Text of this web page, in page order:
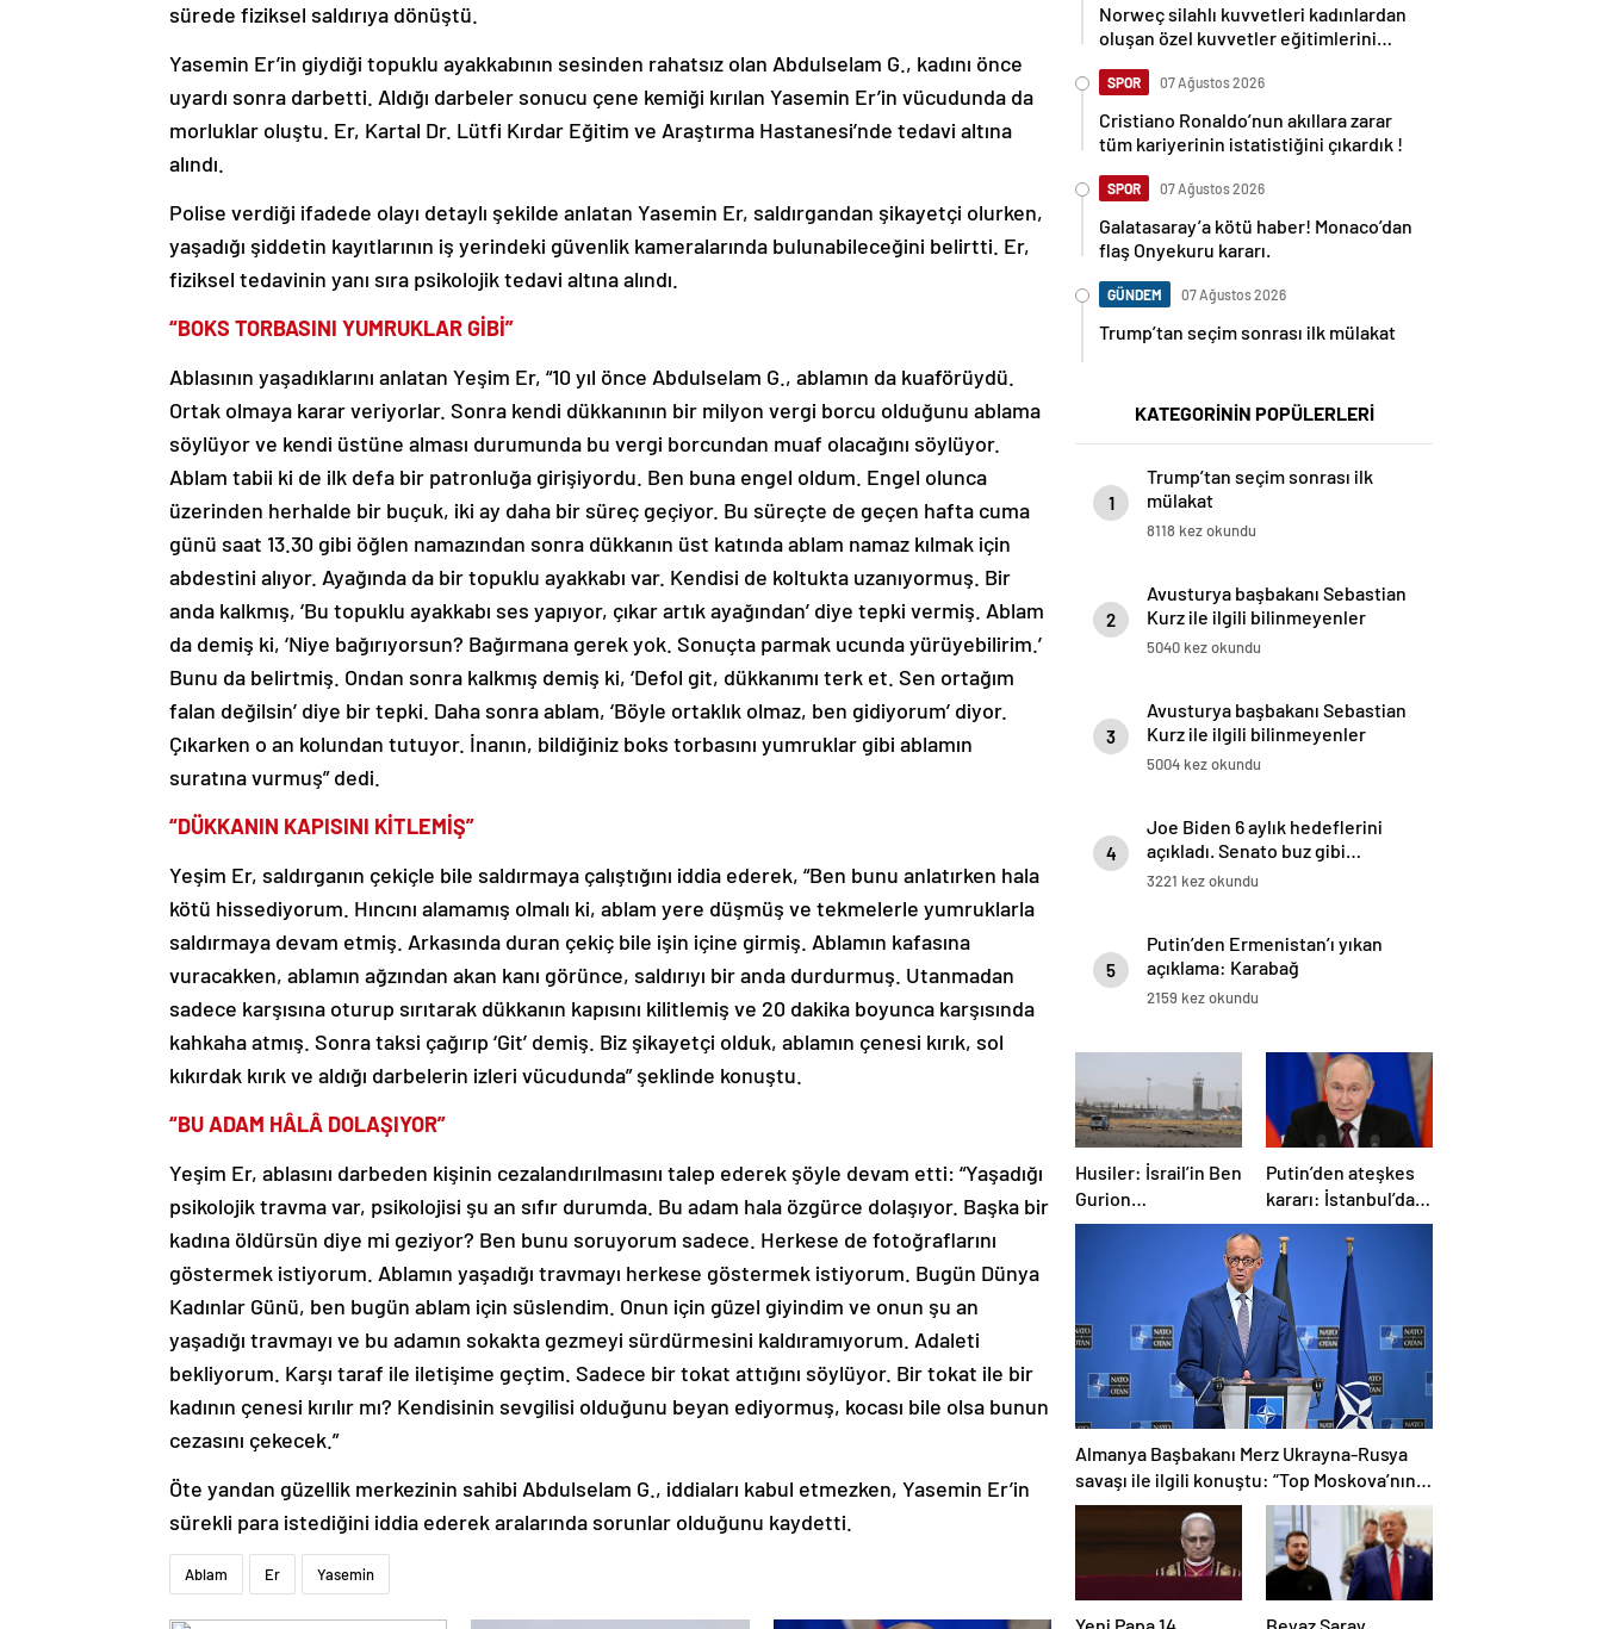
sürede fiziksel saldırıya dönüştü.
Yasemin Er’in giydiği topuklu ayakkabının sesinden rahatsız olan Abdulselam G., kadını önce
uyardı sonra darbetti. Aldığı darbeler sonucu çene kemiği kırılan Yasemin Er’in vücudunda da
morluklar oluştu. Er, Kartal Dr. Lütfi Kırdar Eğitim ve Araştırma Hastanesi’nde tedavi altına
alındı.
Polise verdiği ifadede olayı detaylı şekilde anlatan Yasemin Er, saldırgandan şikayetçi olurken,
yaşadığı şiddetin kayıtlarının iş yerindeki güvenlik kameralarında bulunabileceğini belirtti. Er,
fiziksel tedavinin yanı sıra psikolojik tedavi altına alındı.
“BOKS TORBASINI YUMRUKLAR GİBİ”
Ablasının yaşadıklarını anlatan Yeşim Er, “10 yıl önce Abdulselam G., ablamın da kuaförüydü.
Ortak olmaya karar veriyorlar. Sonra kendi dükkanının bir milyon vergi borcu olduğunu ablama
söylüyor ve kendi üstüne alması durumunda bu vergi borcundan muaf olacağını söylüyor.
Ablam tabii ki de ilk defa bir patronluğa girişiyordu. Ben buna engel oldum. Engel olunca
üzerinden herhalde bir buçuk, iki ay daha bir süreç geçiyor. Bu süreçte de geçen hafta cuma
günü saat 13.30 gibi öğlen namazından sonra dükkanın üst katında ablam namaz kılmak için
abdestini alıyor. Ayağında da bir topuklu ayakkabı var. Kendisi de koltukta uzanıyormuş. Bir
anda kalkmış, ‘Bu topuklu ayakkabı ses yapıyor, çıkar artık ayağından’ diye tepki vermiş. Ablam
da demiş ki, ‘Niye bağırıyorsun? Bağırmana gerek yok. Sonuçta parmak ucunda yürüyebilirim.’
Bunu da belirtmiş. Ondan sonra kalkmış demiş ki, ‘Defol git, dükkanımı terk et. Sen ortağım
falan değilsin’ diye bir tepki. Daha sonra ablam, ‘Böyle ortaklık olmaz, ben gidiyorum’ diyor.
Çıkarken o an kolundan tutuyor. İnanın, bildiğiniz boks torbasını yumruklar gibi ablamın
suratına vurmuş” dedi.
“DÜKKANIN KAPISINI KİTLEMİŞ”
Yeşim Er, saldırganın çekiçle bile saldırmaya çalıştığını iddia ederek, “Ben bunu anlatırken hala
kötü hissediyorum. Hıncını alamamış olmalı ki, ablam yere düşmüş ve tekmelerle yumruklarla
saldırmaya devam etmiş. Arkasında duran çekiç bile işin içine girmiş. Ablamın kafasına
vuracakken, ablamın ağzından akan kanı görünce, saldırıyı bir anda durdurmuş. Utanmadan
sadece karşısına oturup sırıtarak dükkanın kapısını kilitlemiş ve 20 dakika boyunca karşısında
kahkaha atmış. Sonra taksi çağırıp ‘Git’ demiş. Biz şikayetçi olduk, ablamın çenesi kırık, sol
kıkırdak kırık ve aldığı darbelerin izleri vücudunda” şeklinde konuştu.
“BU ADAM HÂLÂ DOLAŞIYOR”
Yeşim Er, ablasını darbeden kişinin cezalandırılmasını talep ederek şöyle devam etti: “Yaşadığı
psikolojik travma var, psikolojisi şu an sıfır durumda. Bu adam hala özgürce dolaşıyor. Başka bir
kadına öldürsün diye mi geziyor? Ben bunu soruyorum sadece. Herkese de fotoğraflarını
göstermek istiyorum. Ablamın yaşadığı travmayı herkese göstermek istiyorum. Bugün Dünya
Kadınlar Günü, ben bugün ablam için süslendim. Onun için güzel giyindim ve onun şu an
yaşadığı travmayı ve bu adamın sokakta gezmeyi sürdürmesini kaldıramıyorum. Adaleti
bekliyorum. Karşı taraf ile iletişime geçtim. Sadece bir tokat attığını söylüyor. Bir tokat ile bir
kadının çenesi kırılır mı? Kendisinin sevgilisi olduğunu beyan ediyormuş, kocası bile olsa bunun
cezasını çekecek.”
Öte yandan güzellik merkezinin sahibi Abdulselam G., iddiaları kabul etmezken, Yasemin Er’in
sürekli para istediğini iddia ederek aralarında sorunlar olduğunu kaydetti.
Ablam Er Yasemin
Norweç silahlı kuvvetleri kadınlardan
oluşan özel kuvvetler eğitimlerini
SPOR 07 Ağustos 2026
Cristiano Ronaldo’nun akıllara zarar
tüm kariyerinin istatistiğini çıkardık !
SPOR 07 Ağustos 2026
Galatasaray’a kötü haber! Monaco’dan
flaş Onyekuru kararı.
GÜNDEM 07 Ağustos 2026
Trump’tan seçim sonrası ilk mülakat
KATEGORİNİN POPÜLERLERİ
1
Trump’tan seçim sonrası ilk
mülakat
8118 kez okundu
2
Avusturya başbakanı Sebastian
Kurz ile ilgili bilinmeyenler
5040 kez okundu
3
Avusturya başbakanı Sebastian
Kurz ile ilgili bilinmeyenler
5004 kez okundu
4
Joe Biden 6 aylık hedeflerini
açıkladı. Senato buz gibi…
3221 kez okundu
5
Putin’den Ermenistan’ı yıkan
açıklama: Karabağ
Azerbaycan’ın ayrılmaz bir
2159 kez okundu
Husiler: İsrail’in Ben
Gurion
Havalimanı’nı
hipersonik füzeyle
Putin’den ateşkes
kararı: İstanbul’da
görüşmelere
başlamayı
öneriyoruz
Almanya Başbakanı Merz Ukrayna-Rusya
savaşı ile ilgili konuştu: “Top Moskova’nın
sahasında”